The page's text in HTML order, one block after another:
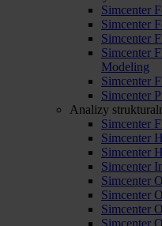
Simcenter
Simcenter
Simcenter
Simcenter
Modeling
Simcenter
Simcenter
Analizy
Simcenter
Simcenter
Simcenter
Simcenter
Simcenter
Simcenter
Simcenter